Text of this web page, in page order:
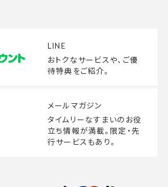
LINE
おトクなサービスや、 ご優
待特典をご紹介。
メールマガジン
タイムリーなすまいの お役
立ち情報が満載。 限定・先
行サービスもあり。